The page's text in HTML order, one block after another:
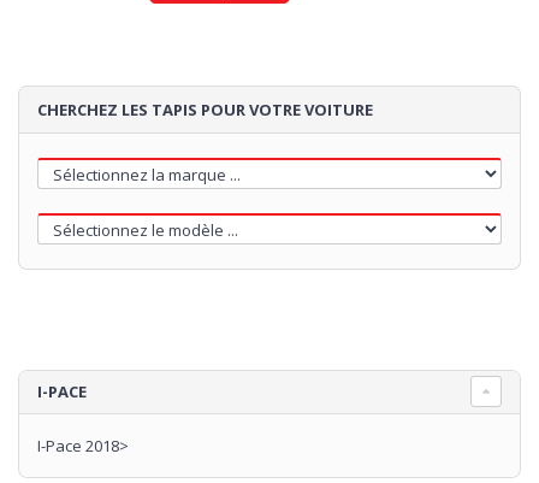
CHERCHEZ LES TAPIS POUR VOTRE VOITURE
I-PACE
I-Pace 2018>